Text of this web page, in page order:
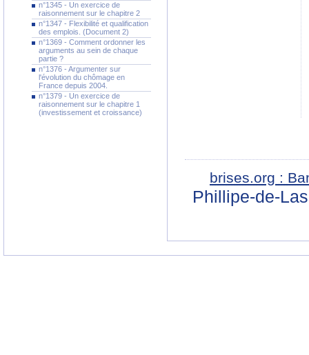
n°1345 - Un exercice de
raisonnement sur le chapitre 2
n°1347 - Flexibilité et qualification
des emplois. (Document 2)
n°1369 - Comment ordonner les
arguments au sein de chaque
partie ?
n°1376 - Argumenter sur
l'évolution du chômage en
France depuis 2004.
n°1379 - Un exercice de
raisonnement sur le chapitre 1
(investissement et croissance)
brises.org :
Phillipe-de-